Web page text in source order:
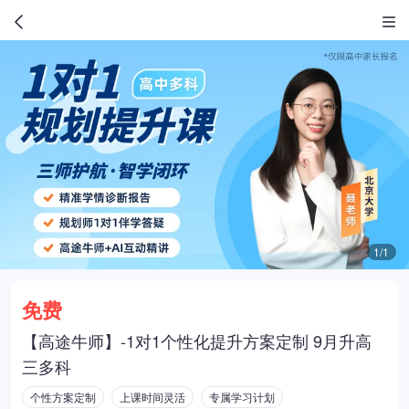
1/1
免费
【高途牛师】-1对1个性化提升方案定制 9月升高
三多科
个性方案定制 上课时间灵活 专属学习计划